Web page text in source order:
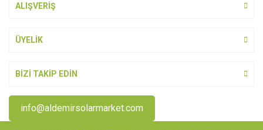
ALIŞVERİŞ
ÜYELİK
BİZİ TAKİP EDİN
info@aldemirsolarmarket.com